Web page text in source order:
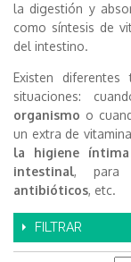
la digestión y
como síntesis de
del intestino.
Existen
situaciones:
organismo o
un extra de
la higiene íntima
intestinal, para
antibióticos, etc.
FILTRAR